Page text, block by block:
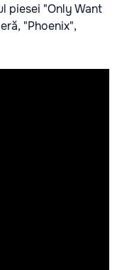
piesei "Only Want
"Phoenix",